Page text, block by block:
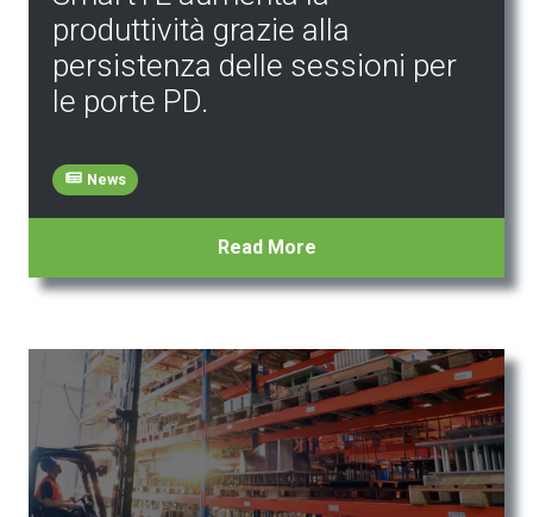
produttività grazie alla
persistenza delle sessioni per
le porte PD.
News
Read More